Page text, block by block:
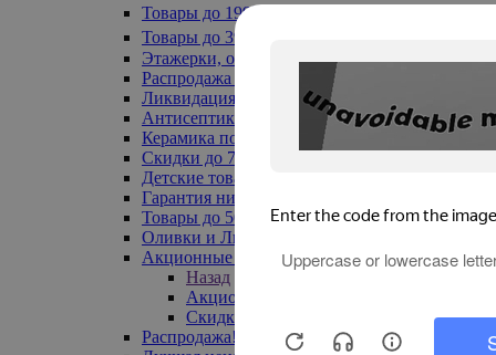
Товары до 199₽
Товары до 399₽
Этажерки, обувницы
Распродажа текстиля до -50%
Ликвидация до -70%
Антисептики
Керамика по 129 руб
Скидки до 70%
Детские товары
Гарантия низкой цены
Товары до 500 руб
Оливки и Лимоны
Акционные товары
Назад
Акционные товары
Скидка 20% по промокоду
Распродажа! Ульяновск до -70%